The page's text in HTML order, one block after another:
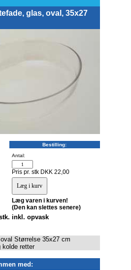
glas, oval, 35x27
Bestilling:
Antal:
Pris pr. stk DKK 22,00
Læg varen i kurven!
(Den kan slettes senere)
inkl. opvask
Størrelse 35x27 cm
kolde retter
med: